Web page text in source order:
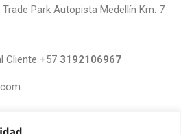
Park Autopista Medellín Km. 7
Cliente +57 3192106967